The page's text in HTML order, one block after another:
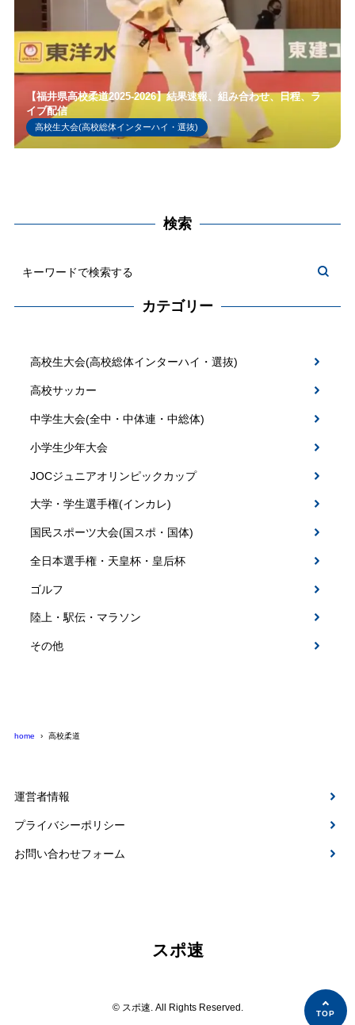
【福井県高校柔道2025-2026】結果速報、組み合わせ、日程、ラ
イブ配信
高校生大会(高校総体インターハイ・選抜)
検索
カテゴリー
高校生大会(高校総体インターハイ・選抜)
高校サッカー
中学生大会(全中・中体連・中総体)
小学生少年大会
JOCジュニアオリンピックカップ
大学・学生選手権(インカレ)
国民スポーツ大会(国スポ・国体)
全日本選手権・天皇杯・皇后杯
ゴルフ
陸上・駅伝・マラソン
その他
home 高校柔道
運営者情報
プライバシーポリシー
お問い合わせフォーム
スポ速
© スポ速. All Rights Reserved.